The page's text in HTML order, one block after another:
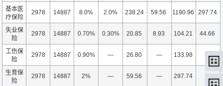
基本医
疗保险
2978 14887 8.0% 2.0% 238.24 59.56 1190.96 297.74
失业保
险
2978 14887 0.70% 0.30% 20.85 8.93 104.21 44.66
工伤保
险
2978 14887 0.90% — 26.80 — 133.98 —
生育保
险
2978 14887 2% — 59.56 — 297.74